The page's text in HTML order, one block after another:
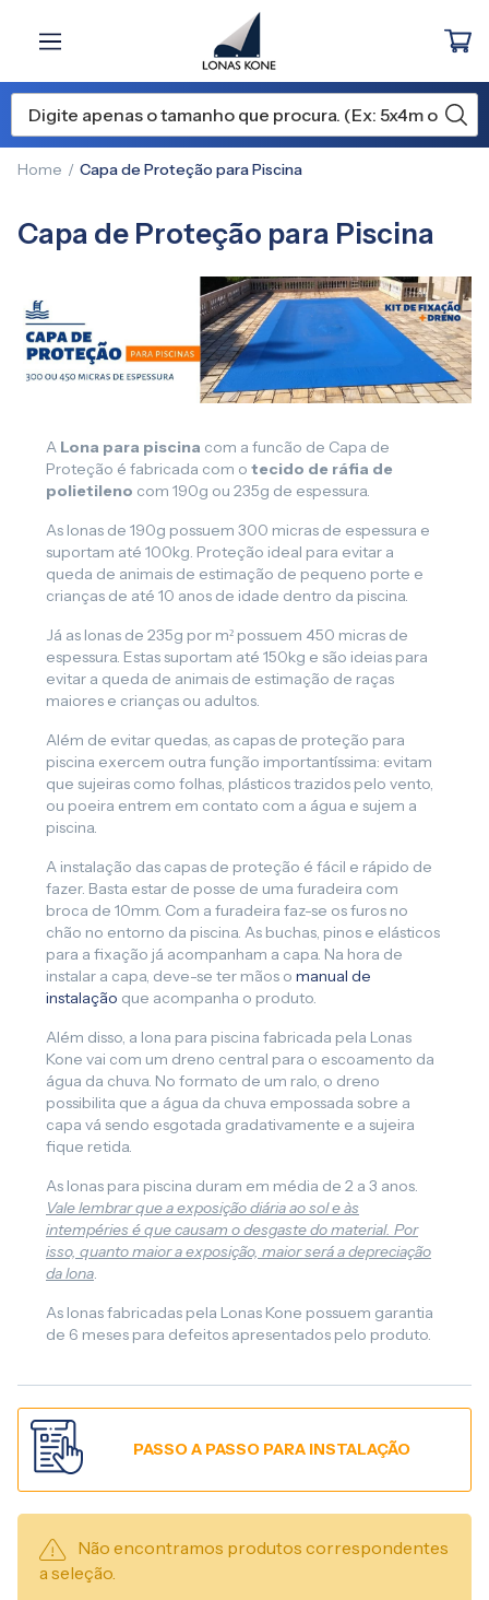
Home Capa de Proteção para Piscina
Capa de Proteção para Piscina
A Lona para piscina com a funcão de Capa de
Proteção é fabricada com o tecido de ráfia de
polietileno com 190g ou 235g de espessura.
As lonas de 190g possuem 300 micras de espessura e
suportam até 100kg. Proteção ideal para evitar a
queda de animais de estimação de pequeno porte e
crianças de até 10 anos de idade dentro da piscina.
Já as lonas de 235g por m² possuem 450 micras de
espessura. Estas suportam até 150kg e são ideias para
evitar a queda de animais de estimação de raças
maiores e crianças ou adultos.
Além de evitar quedas, as capas de proteção para
piscina exercem outra função importantíssima: evitam
que sujeiras como folhas, plásticos trazidos pelo vento,
ou poeira entrem em contato com a água e sujem a
piscina.
A instalação das capas de proteção é fácil e rápido de
fazer. Basta estar de posse de uma furadeira com
broca de 10mm. Com a furadeira faz-se os furos no
chão no entorno da piscina. As buchas, pinos e elásticos
para a fixação já acompanham a capa. Na hora de
instalar a capa, deve-se ter mãos o manual de
instalação que acompanha o produto.
Além disso, a lona para piscina fabricada pela Lonas
Kone vai com um dreno central para o escoamento da
água da chuva. No formato de um ralo, o dreno
possibilita que a água da chuva empossada sobre a
capa vá sendo esgotada gradativamente e a sujeira
fique retida.
As lonas para piscina duram em média de 2 a 3 anos.
Vale lembrar que a exposição diária ao sol e às
intempéries é que causam o desgaste do material. Por
isso, quanto maior a exposição, maior será a depreciação
da lona.
As lonas fabricadas pela Lonas Kone possuem garantia
de 6 meses para defeitos apresentados pelo produto.
Não encontramos produtos correspondentes
a seleção.
PASSO A PASSO PARA INSTALAÇÃO